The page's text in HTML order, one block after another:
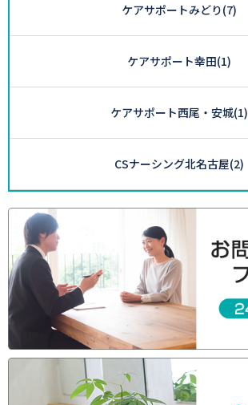
ケアサポートみどり(7)
ケアサポート幸田(1)
ケアサポート西尾・安城(1)
CSナーシング北名古屋(2)